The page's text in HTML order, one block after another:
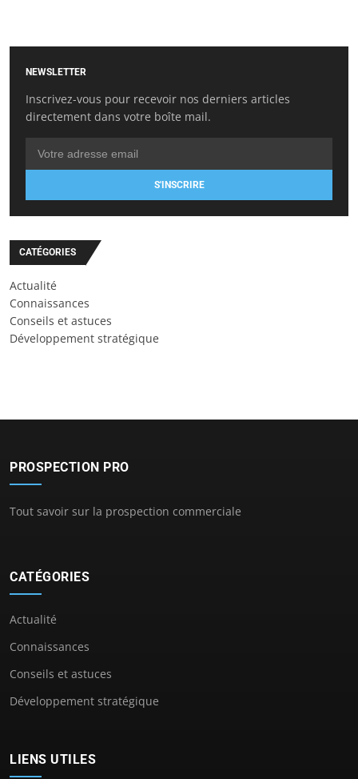
NEWSLETTER
Inscrivez-vous pour recevoir nos derniers articles
directement dans votre boîte mail.
S'INSCRIRE
CATÉGORIES
Actualité
Connaissances
Conseils et astuces
Développement stratégique
PROSPECTION PRO
Tout savoir sur la prospection commerciale
CATÉGORIES
Actualité
Connaissances
Conseils et astuces
Développement stratégique
LIENS UTILES